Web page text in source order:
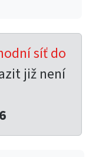
síť do
již není